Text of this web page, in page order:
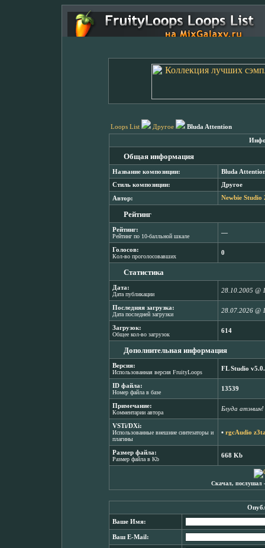
Loops List Другое Bluda Attention
Общая информация
Название композиции: Bluda
Стиль композиции: Другое
Автор: Newbie Studio
Рейтинг
Рейтинг:
Рейтинг по 10-балльной шкале
―
Голосов:
Кол-во проголосовавших
0
Статистика
Дата:
Дата публикации
28.10.2005 @
Последняя загрузка:
Дата последней загрузки
28.07.2026 @
Загрузок:
Общее кол-во загрузок
614
Дополнительная информация
Версия:
Использованная версия FruityLoops
FL Studio
ID файла:
Номер файла в базе
13539
Примечание:
Комментарии автора
Блуда атэншн!
VSTi/DXi:
Использованные внешние синтезаторы и
плагины
▪ rgcAudio
Размер файла:
Размер файла в Kb
668 Kb
Скачал, послушал
Ваше Имя:
Ваш E-Mail: